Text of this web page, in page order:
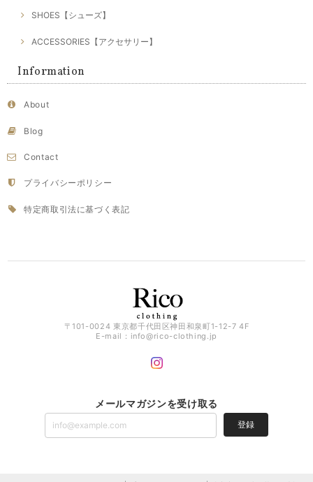
SHOES【シューズ】
ACCESSORIES【アクセサリー】
Information
About
Blog
Contact
プライバシーポリシー
特定商取引法に基づく表記
〒101-0024 東京都千代田区神田和泉町1-12-7 4F
E-mail： info@rico-clothing.jp
メールマガジンを受け取る
登録